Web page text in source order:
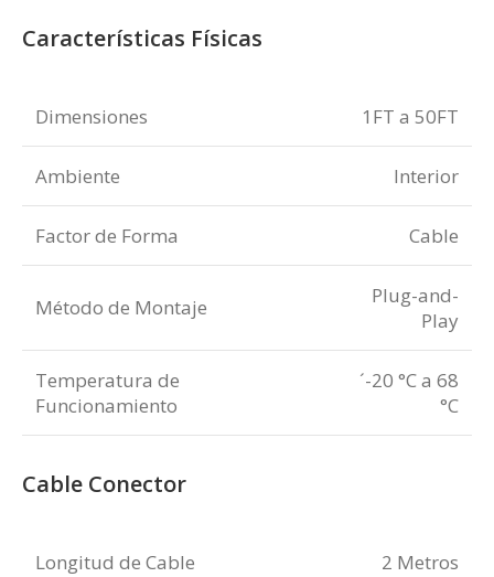
Características Físicas
Dimensiones 1FT a 50FT
Ambiente Interior
Factor de Forma Cable
Método de Montaje
Plug-and-
Play
Temperatura de
Funcionamiento
´-20 °C a 68
°C
Cable Conector
Longitud de Cable 2 Metros